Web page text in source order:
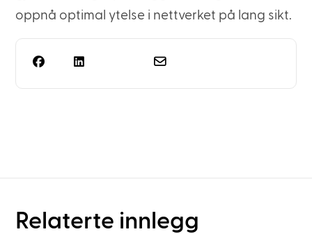
oppnå optimal ytelse i nettverket på lang sikt.
Relaterte innlegg